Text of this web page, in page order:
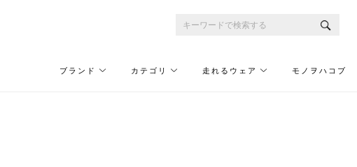
ブランド カテゴリ 走れるウェア モノヲハコブ